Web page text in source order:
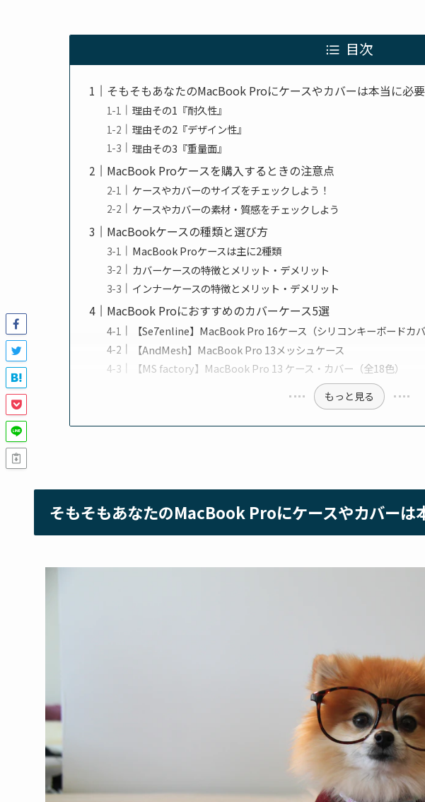
目次
そもそもあなたのMacBook Proにケースやカバーは本当に必
理由その1『耐久性』
理由その2『デザイン性』
理由その3『重量面』
MacBook Proケースを購入するときの注意点
ケースやカバーのサイズをチェックしよう！
ケースやカバーの素材・質感をチェックしよう
MacBookケースの種類と選び方
MacBook Proケースは主に2種類
カバーケースの特徴とメリット・デメリット
インナーケースの特徴とメリット・デメリット
MacBook Proにおすすめのカバーケース5選
【Se7enline】MacBook Pro 16ケース（シリコンキーボードカバ
【AndMesh】MacBook Pro 13メッシュケース
【MS factory】MacBook Pro 13 ケース・カバー（全18色）
もっと見る
そもそもあなたのMacBook Proにケースやカバーは